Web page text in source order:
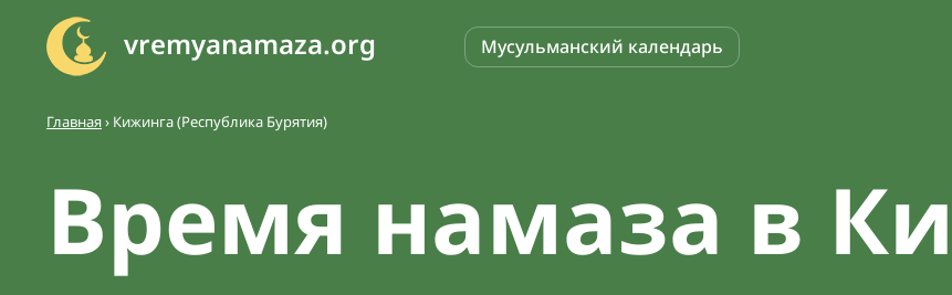
vremyanamaza.org Мусульманский календарь
Главная› Кижинга (Республика Бурятия)
Время намаза в